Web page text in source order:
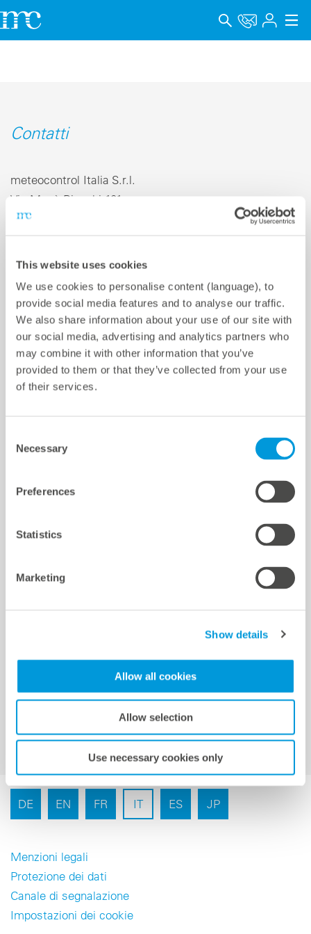
This website uses cookies
We use cookies to personalise content (language), to
provide social media features and to analyse our traffic.
We also share information about your use of our site with
our social media, advertising and analytics partners who
may combine it with other information that you’ve
provided to them or that they’ve collected from your use
of their services.
Selection
Necessary
Preferences
Statistics
Marketing
Show details
Allow all cookies
Allow selection
Use necessary cookies only
Carriera
Lingua
Canale di segnalazione
Impostazioni dei cookie
Contatti
meteocontrol Italia S.r.l.
Via Mosè Bianchi 101,
20149 Milano MI | Italia
E-mail
info-it@meteocontrol.com
Quicklinks
Sedi
Supporto
meteocontrol newsletter
DE EN FR IT ES JP
Menzioni legali
Protezione dei dati
Canale di segnalazione
Impostazioni dei cookie